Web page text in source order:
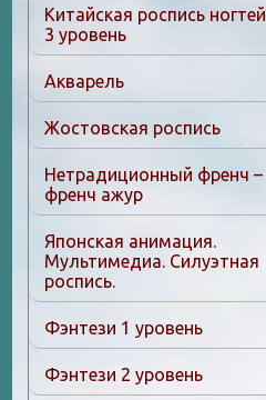
Китайская роспись ногтей
3 уровень
Акварель
Жостовская роспись
Нетрадиционный френч –
френч ажур
Японская анимация.
Мультимедиа. Силуэтная
роспись.
Фэнтези 1 уровень
Фэнтези 2 уровень